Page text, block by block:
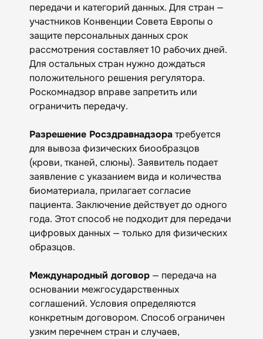
передачи и категорий данных. Для стран —
участников Конвенции Совета Европы о
защите персональных данных срок
рассмотрения составляет 10 рабочих дней.
Для остальных стран нужно дождаться
положительного решения регулятора.
Роскомнадзор вправе запретить или
ограничить передачу.
Разрешение Росздравнадзоратребуется
для вывоза физических биообразцов
(крови, тканей, слюны). Заявитель подает
заявление с указанием вида и количества
биоматериала, прилагает согласие
пациента. Заключение действует до одного
года. Этот способ не подходит для передачи
цифровых данных — только для физических
образцов.
Международный договор — передача на
основании межгосударственных
соглашений. Условия определяются
конкретным договором. Способ ограничен
узким перечнем стран и случаев,